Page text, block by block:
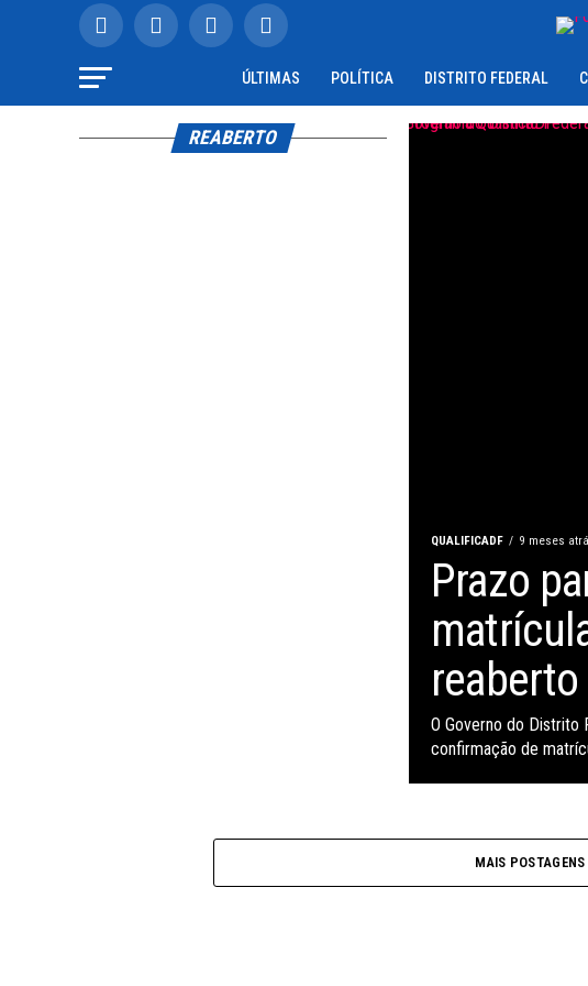
ÚLTIMAS POLÍTICA DISTRITO FEDERAL
QUALIFICADF 9 meses
Prazo
reaberto
O Governo do Distrito
confirmação de
REABERTO
MAIS POSTAGENS